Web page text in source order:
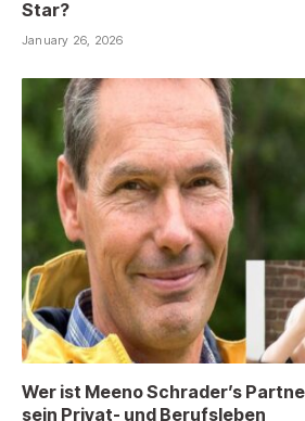
Star?
January 26, 2026
Wer ist Meeno Schrader’s
sein Privat- und Berufsleben